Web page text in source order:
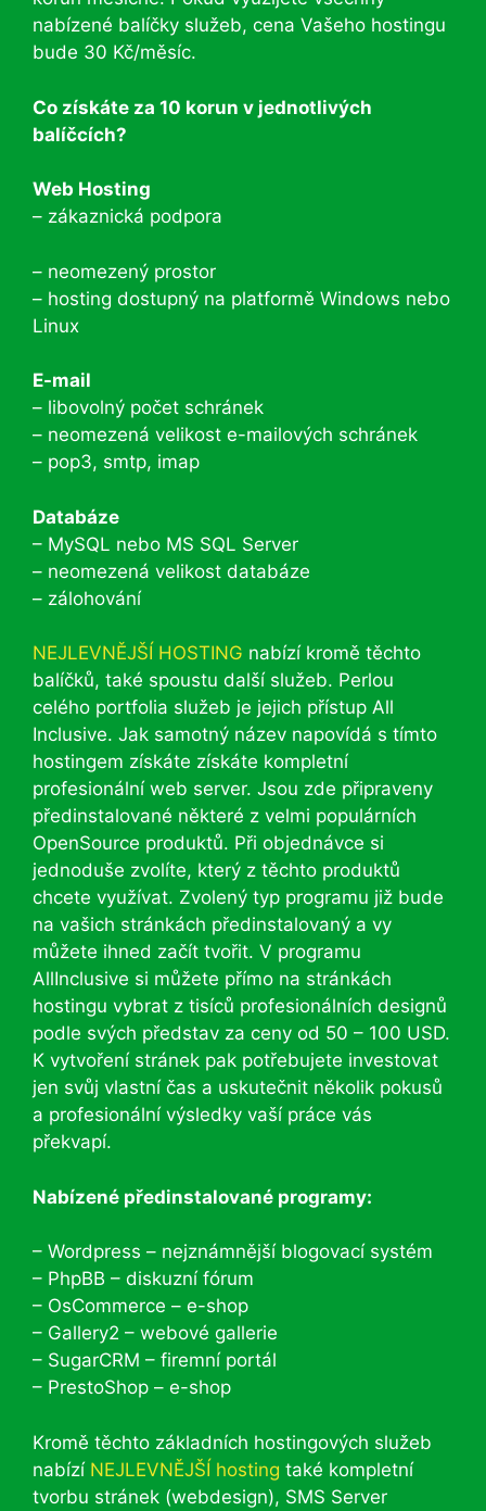
nabízené balíčky služeb, cena Vašeho hostingu
bude 30 Kč/měsíc.
Co získáte za 10 korun v jednotlivých
balíčcích?
Web Hosting
– zákaznická podpora
– neomezený prostor
– hosting dostupný na platformě Windows nebo
Linux
E-mail
– libovolný počet schránek
– neomezená velikost e-mailových schránek
– pop3, smtp, imap
Databáze
– MySQL nebo MS SQL Server
– neomezená velikost databáze
– zálohování
NEJLEVNĚJŠÍ HOSTING nabízí kromě těchto
balíčků, také spoustu další služeb. Perlou
celého portfolia služeb je jejich přístup All
Inclusive. Jak samotný název napovídá s tímto
hostingem získáte získáte kompletní
profesionální web server. Jsou zde připraveny
předinstalované některé z velmi populárních
OpenSource produktů. Při objednávce si
jednoduše zvolíte, který z těchto produktů
chcete využívat. Zvolený typ programu již bude
na vašich stránkách předinstalovaný a vy
můžete ihned začít tvořit. V programu
AllInclusive si můžete přímo na stránkách
hostingu vybrat z tisíců profesionálních designů
podle svých představ za ceny od 50 – 100 USD.
K vytvoření stránek pak potřebujete investovat
jen svůj vlastní čas a uskutečnit několik pokusů
a profesionální výsledky vaší práce vás
překvapí.
Nabízené předinstalované programy:
– Wordpress – nejznámnější blogovací systém
– PhpBB – diskuzní fórum
– OsCommerce – e-shop
– Gallery2 – webové gallerie
– SugarCRM – firemní portál
– PrestoShop – e-shop
Kromě těchto základních hostingových služeb
nabízí NEJLEVNĚJŠÍ hosting také kompletní
tvorbu stránek (webdesign), SMS Server